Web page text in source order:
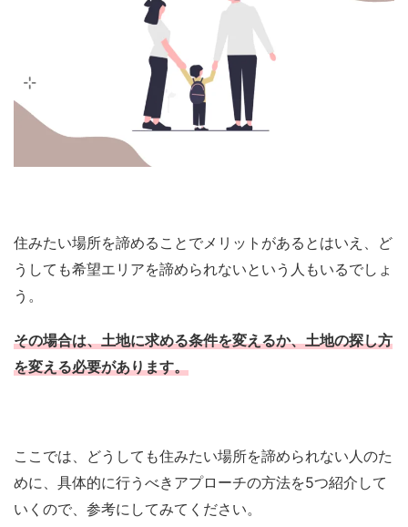
住みたい場所を諦めることでメリットがあるとはいえ、ど
うしても希望エリアを諦められないという人もいるでしょ
う。
その場合は、土地に求める条件を変えるか、土地の探し方
を変える必要があります。
ここでは、どうしても住みたい場所を諦められない人のた
めに、具体的に行うべきアプローチの方法を5つ紹介して
いくので、参考にしてみてください。